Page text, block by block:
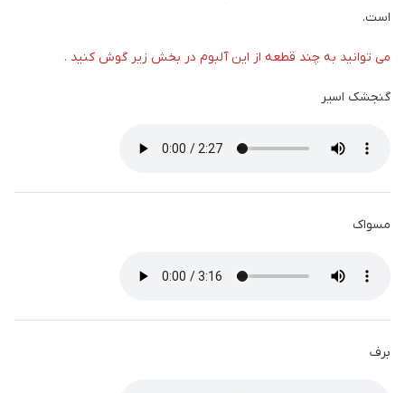
است.
می توانید به چند قطعه از این آلبوم در بخش زیر گوش کنید .
گنجشک اسیر
مسواک
برف